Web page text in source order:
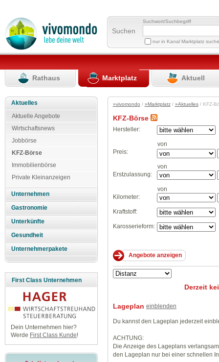
Suchen
Suchwort/Suchbegriff
nur in Kanal Marktplatz
Rathaus Marktplatz Aktuell
Aktuelles
Aktuelle Angebote
Wirtschaftsnews
Jobbörse
KFZ-Börse
Immobilienbörse
Private Kleinanzeigen
Unternehmen
Gastronomie
Unterkünfte
Gesundheit
Unternehmerpakete
First Class Unternehmen
Dein Unternehmen hier?
Werde First Class Kunde!
»vivomondo / »Marktplatz/ »Aktuelles/ KFZ-
KFZ-Börse
Hersteller:
von
Preis:
von
Erstzulassung:
von
Kilometer:
Kraftstoff:
Karosserieform:
Derzeit
Lageplan einblenden
Du kannst den Lageplan jederzeit
ACHTUNG:
Die Anzeige des Lageplans
den Lageplan nur bei einer schnellen